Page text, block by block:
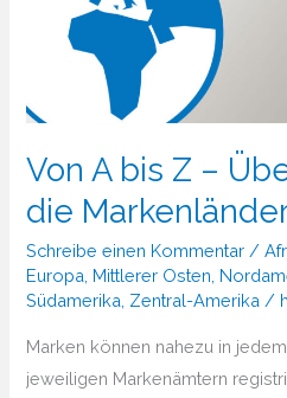
Von A bis Z –
die
Schreibe einen Kommentar /
Europa Mittlerer Osten
Südamerika Zentral-Amerika /
Marken können nahezu in
jeweiligen Markenämtern